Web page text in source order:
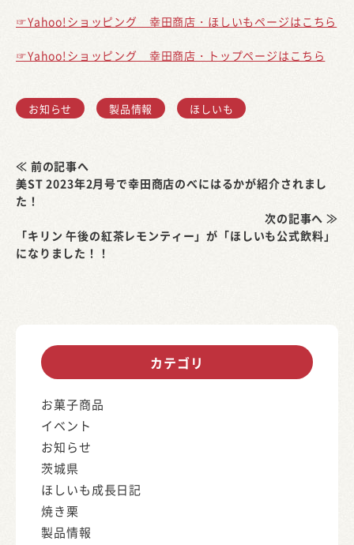
☞Yahoo!ショッピング 幸田商店・ほしいもページはこちら
☞Yahoo!ショッピング 幸田商店・トップページはこちら
お知らせ 製品情報 ほしいも
≪ 前の記事へ
美ST 2023年2月号で幸田商店のべにはるかが紹介されまし
た！
次の記事へ ≫
「キリン 午後の紅茶レモンティー」が「ほしいも公式飲料」
になりました！！
カテゴリ
お菓子商品
イベント
お知らせ
茨城県
ほしいも成長日記
焼き栗
製品情報